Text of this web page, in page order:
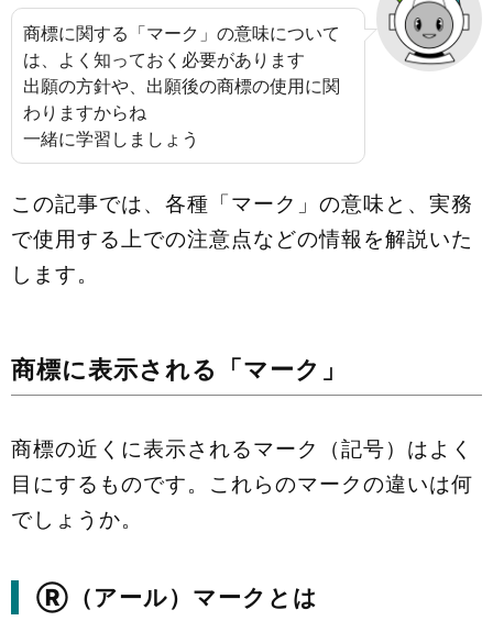
商標に関する「マーク」の意味について
は、よく知っておく必要があります
出願の方針や、出願後の商標の使用に関
わりますからね
一緒に学習しましょう
この記事では、各種「マーク」の意味と、実務
で使用する上での注意点などの情報を解説いた
します。
商標に表示される「マーク」
商標の近くに表示されるマーク（記号）はよく
目にするものです。これらのマークの違いは何
でしょうか。
Ⓡ（アール）マークとは